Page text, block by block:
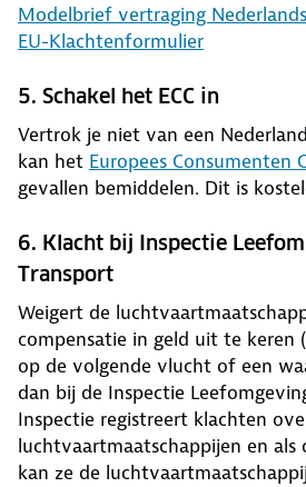
Modelbrief vertraging Nederlands
EU-Klachtenformulier
5. Schakel het ECC in
Vertrok je niet van een
kan het Europees Consumenten
gevallen bemiddelen. Dit is
6. Klacht bij Inspectie
Transport
Weigert de
compensatie in geld uit te keren
op de volgende vlucht of een
dan bij de Inspectie
Inspectie registreert klachten
luchtvaartmaatschappijen en als
kan ze de